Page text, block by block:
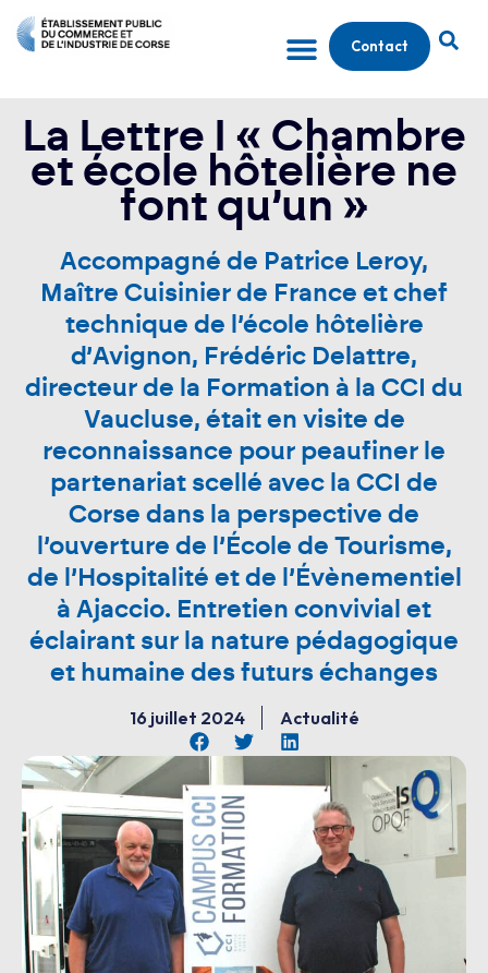
Contact
La Lettre I « Chambre
et école hôtelière ne
font qu’un »
Accompagné de Patrice Leroy,
Maître Cuisinier de France et chef
technique de l’école hôtelière
d’Avignon, Frédéric Delattre,
directeur de la Formation à la CCI du
Vaucluse, était en visite de
reconnaissance pour peaufiner le
partenariat scellé avec la CCI de
Corse dans la perspective de
l’ouverture de l’École de Tourisme,
de l’Hospitalité et de l’Évènementiel
à Ajaccio. Entretien convivial et
éclairant sur la nature pédagogique
et humaine des futurs échanges
16 juillet 2024 Actualité